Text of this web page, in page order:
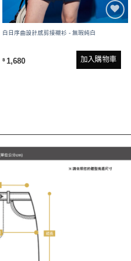
白日序曲設計感剪接襯衫 - 無瑕純白
$ 1,680 加入購物車